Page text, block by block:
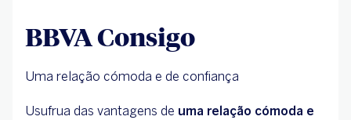
BBVA Consigo
Uma relação cómoda e de confiança
Usufrua das vantagens de uma relação cómoda e